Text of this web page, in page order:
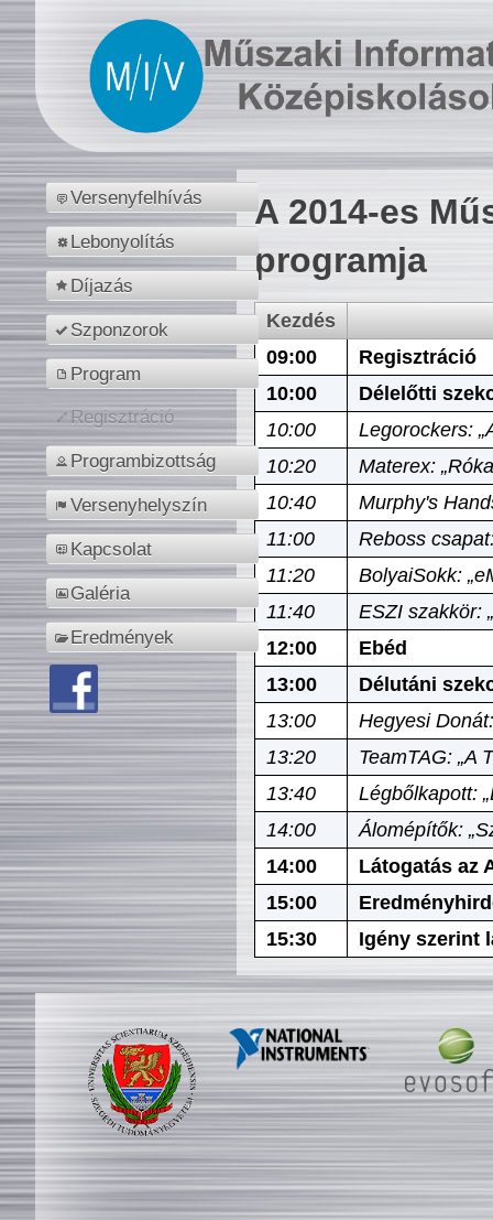
Versenyfelhívás
Lebonyolítás
Díjazás
Szponzorok
Program
Regisztráció
Programbizottság
Versenyhelyszín
Kapcsolat
Galéria
Eredmények
A 2014-es
programja
Kezdés
09:00
Regisztráció
10:00
Délelőtti
10:00
Legorockers:
10:20
Materex:
10:40
Murphy's
11:00
Reboss
11:20
BolyaiSokk:
11:40
ESZI szakkör:
12:00
Ebéd
13:00
Délutáni
13:00
Hegyesi
13:20
TeamTAG: „A
13:40
Légbőlkapott:
14:00
Álomépítők:
14:00
Látogatás az
15:00
15:30
Igény szerint